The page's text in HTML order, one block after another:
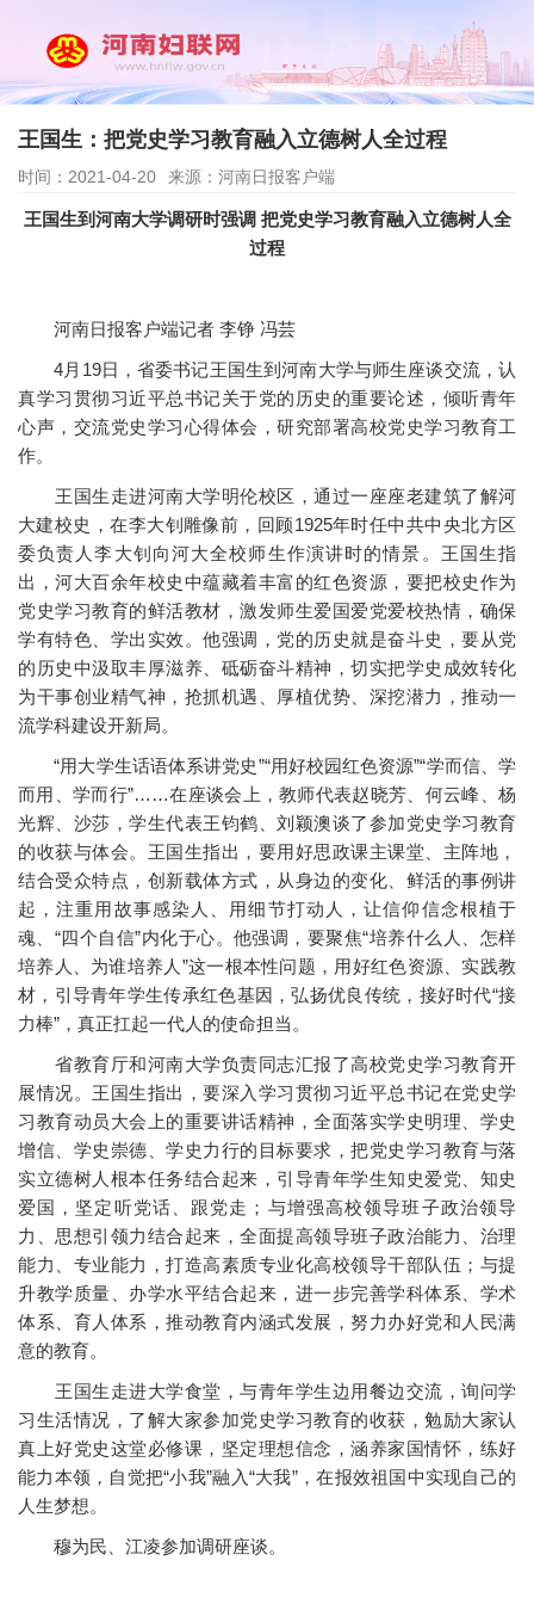
王国生：把党史学习教育融入立德树人全过程
时间：2021-04-20 来源：河南日报客户端
王国生到河南大学调研时强调 把党史学习教育融入立德树人全
过程
河南日报客户端记者 李铮 冯芸
4月19日，省委书记王国生到河南大学与师生座谈交流，认
真学习贯彻习近平总书记关于党的历史的重要论述，倾听青年
心声，交流党史学习心得体会，研究部署高校党史学习教育工
作。
王国生走进河南大学明伦校区，通过一座座老建筑了解河
大建校史，在李大钊雕像前，回顾1925年时任中共中央北方区
委负责人李大钊向河大全校师生作演讲时的情景。王国生指
出，河大百余年校史中蕴藏着丰富的红色资源，要把校史作为
党史学习教育的鲜活教材，激发师生爱国爱党爱校热情，确保
学有特色、学出实效。他强调，党的历史就是奋斗史，要从党
的历史中汲取丰厚滋养、砥砺奋斗精神，切实把学史成效转化
为干事创业精气神，抢抓机遇、厚植优势、深挖潜力，推动一
流学科建设开新局。
“用大学生话语体系讲党史”“用好校园红色资源”“学而信、学
而用、学而行”……在座谈会上，教师代表赵晓芳、何云峰、杨
光辉、沙莎，学生代表王钧鹤、刘颖澳谈了参加党史学习教育
的收获与体会。王国生指出，要用好思政课主课堂、主阵地，
结合受众特点，创新载体方式，从身边的变化、鲜活的事例讲
起，注重用故事感染人、用细节打动人，让信仰信念根植于
魂、“四个自信”内化于心。他强调，要聚焦“培养什么人、怎样
培养人、为谁培养人”这一根本性问题，用好红色资源、实践教
材，引导青年学生传承红色基因，弘扬优良传统，接好时代“接
力棒”，真正扛起一代人的使命担当。
省教育厅和河南大学负责同志汇报了高校党史学习教育开
展情况。王国生指出，要深入学习贯彻习近平总书记在党史学
习教育动员大会上的重要讲话精神，全面落实学史明理、学史
增信、学史崇德、学史力行的目标要求，把党史学习教育与落
实立德树人根本任务结合起来，引导青年学生知史爱党、知史
爱国，坚定听党话、跟党走；与增强高校领导班子政治领导
力、思想引领力结合起来，全面提高领导班子政治能力、治理
能力、专业能力，打造高素质专业化高校领导干部队伍；与提
升教学质量、办学水平结合起来，进一步完善学科体系、学术
体系、育人体系，推动教育内涵式发展，努力办好党和人民满
意的教育。
王国生走进大学食堂，与青年学生边用餐边交流，询问学
习生活情况，了解大家参加党史学习教育的收获，勉励大家认
真上好党史这堂必修课，坚定理想信念，涵养家国情怀，练好
能力本领，自觉把“小我”融入“大我”，在报效祖国中实现自己的
人生梦想。
穆为民、江凌参加调研座谈。